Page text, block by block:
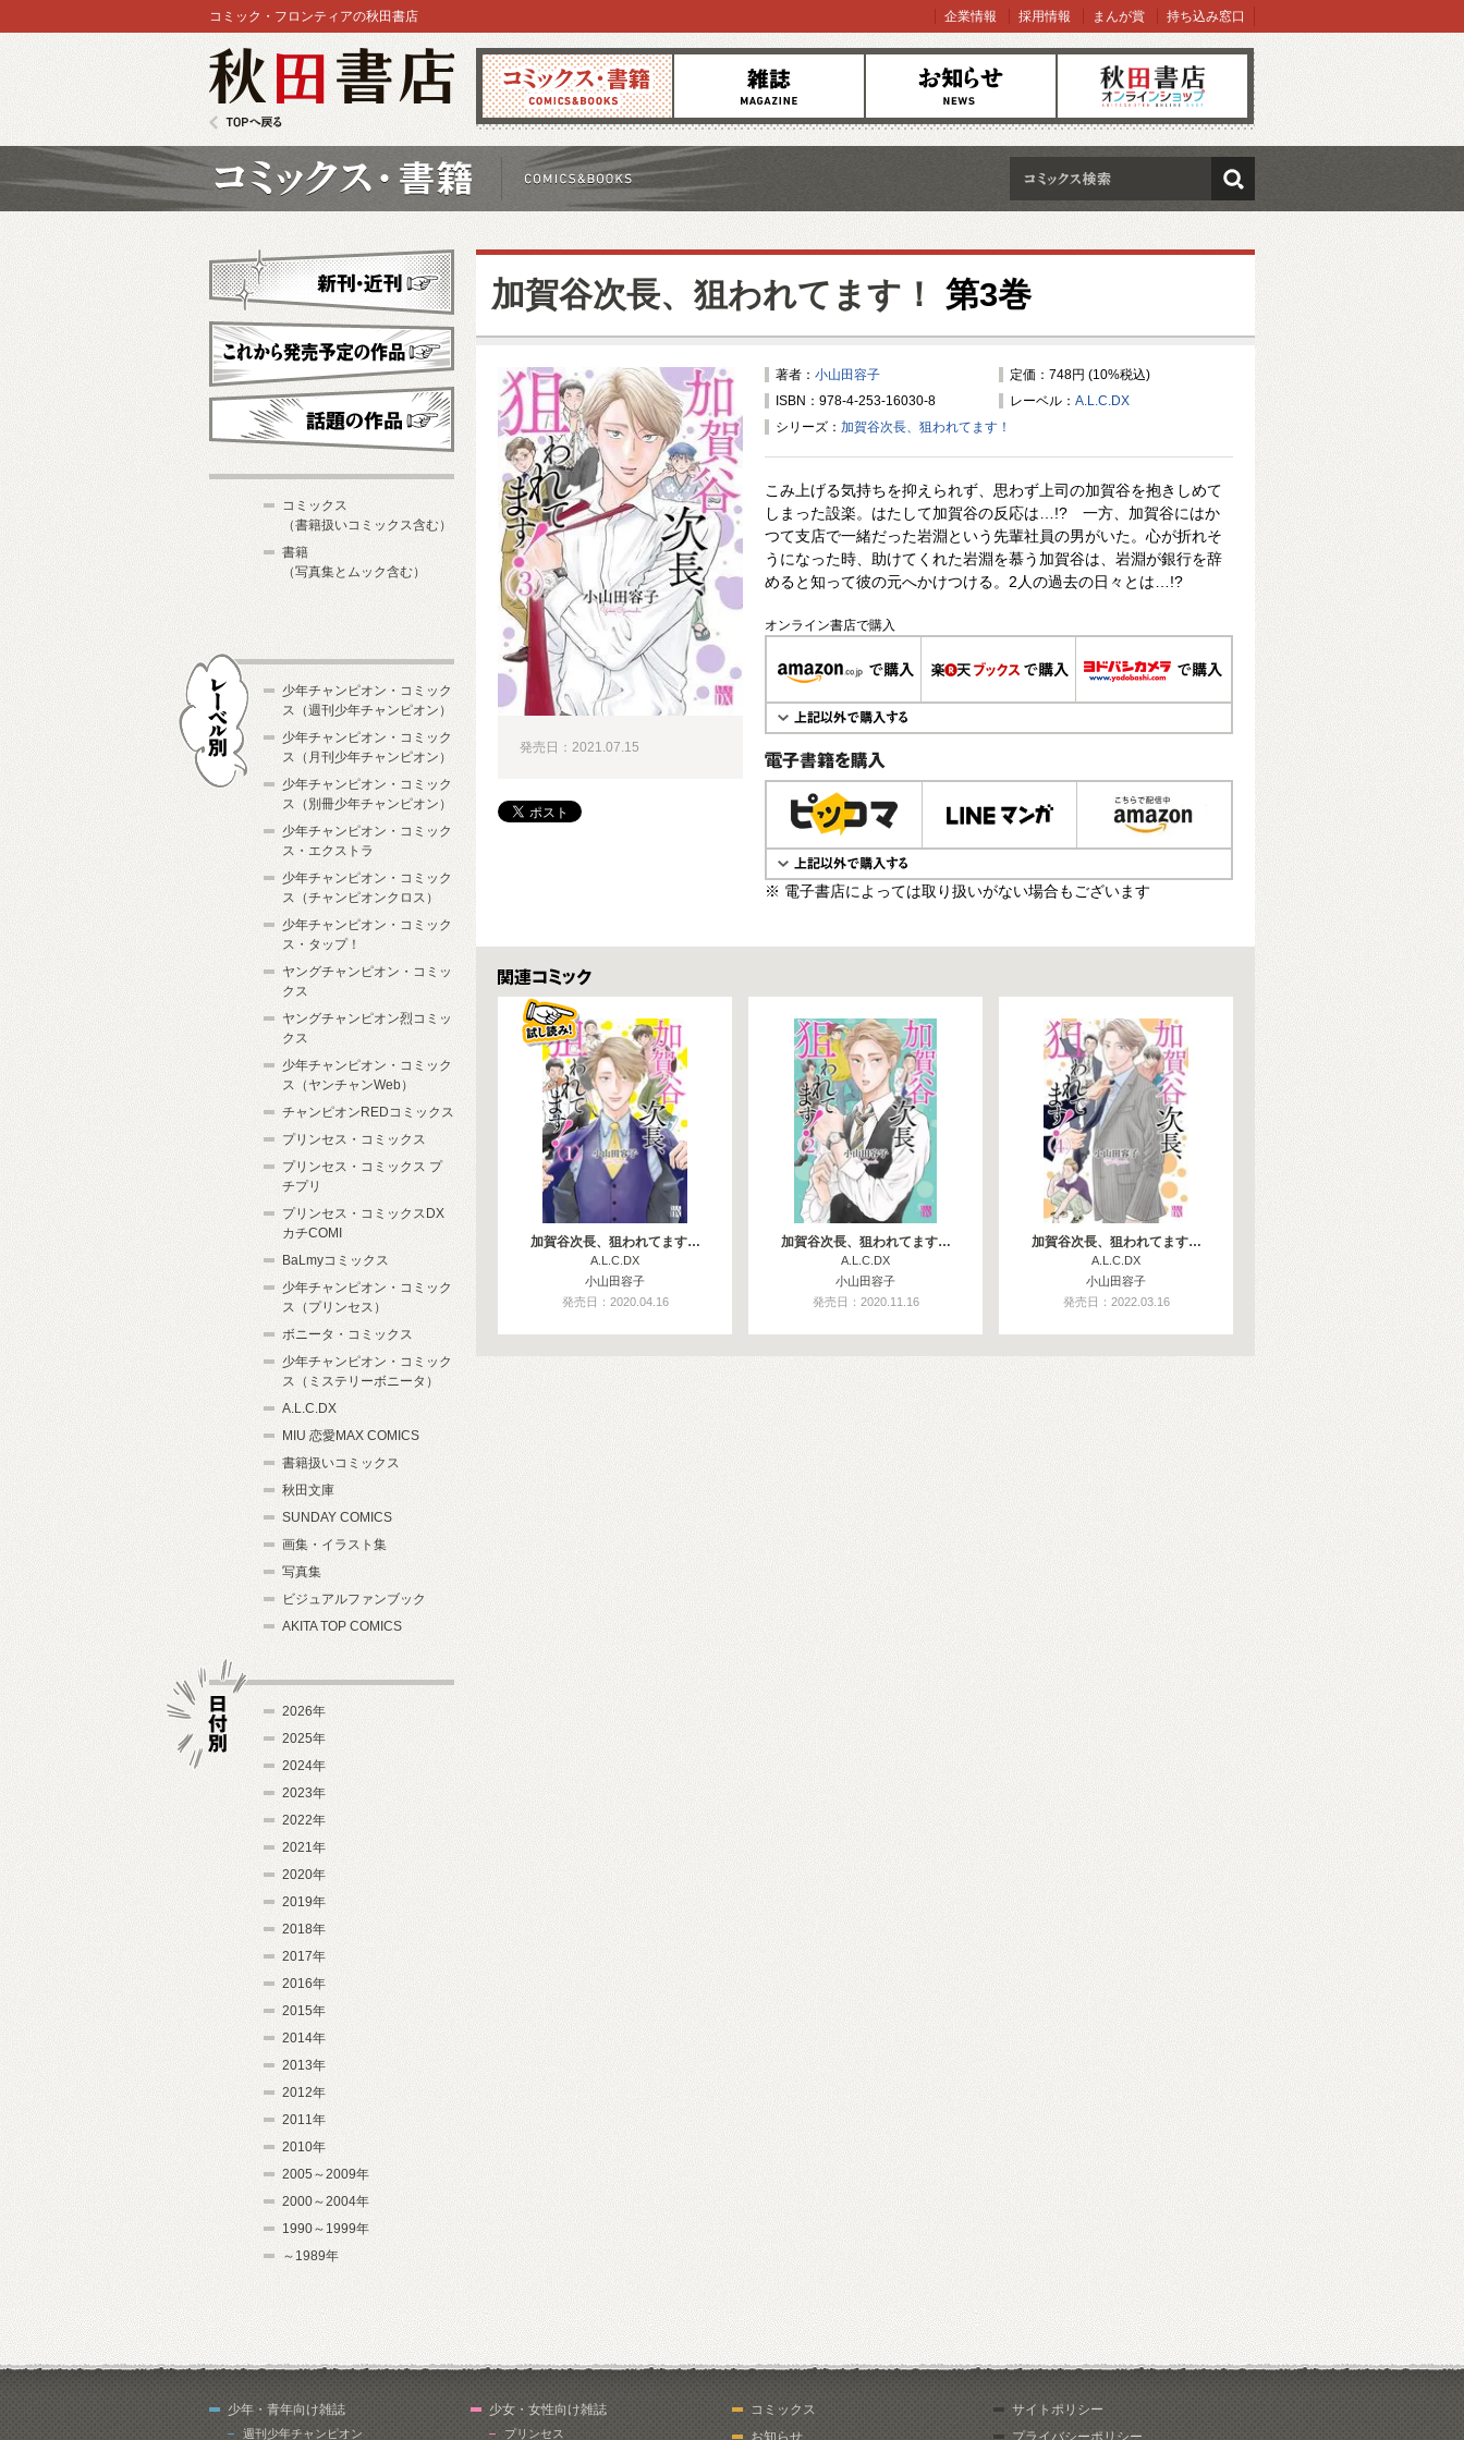
コミックス 雑誌 お知らせ オンラインショップ
コミック・フロンティアの秋田書店 企業情報 採用情報 まんが賞 持ち込み窓口
検索
加賀谷次長、狙われてます！ 第3巻
著者： 小山田容子
定価：748円 (10%税込)
ISBN：978-4-253-16030-8
レーベル： A.L.C.DX
シリーズ： 加賀谷次長、狙われてます！
こみ上げる気持ちを抑えられず、思わず上司の加賀谷を抱きしめて
しまった設楽。はたして加賀谷の反応は…!? 一方、加賀谷にはか
つて支店で一緒だった岩淵という先輩社員の男がいた。心が折れそ
うになった時、助けてくれた岩淵を慕う加賀谷は、岩淵が銀行を辞
めると知って彼の元へかけつける。2人の過去の日々とは…!?
オンライン書店で購入
電子書籍で購入
※ 電子書店によっては取り扱いがない場合もございます
発売日：2021.07.15
関連コミックス
加賀谷次長、狙われてます…
A.L.C.DX
小山田容子
発売日：2020.04.16
加賀谷次長、狙われてます…
A.L.C.DX
小山田容子
発売日：2020.11.16
加賀谷次長、狙われてます…
A.L.C.DX
小山田容子
発売日：2022.03.16
新刊・近刊
これから発売予定
コミックス
（書籍扱いコミックス含む）
書籍
（写真集とムック含む）
少年チャンピオン・コミック
ス（週刊少年チャンピオン）
少年チャンピオン・コミック
ス（月刊少年チャンピオン）
少年チャンピオン・コミック
ス（別冊少年チャンピオン）
少年チャンピオン・コミック
ス・エクストラ
少年チャンピオン・コミック
ス（チャンピオンクロス）
少年チャンピオン・コミック
ス・タップ！
ヤングチャンピオン・コミッ
クス
ヤングチャンピオン烈コミッ
クス
少年チャンピオン・コミック
ス（ヤンチャンWeb）
チャンピオンREDコミックス
プリンセス・コミックス
プリンセス・コミックス プ
チプリ
プリンセス・コミックスDX
カチCOMI
BaLmyコミックス
少年チャンピオン・コミック
ス（プリンセス）
ボニータ・コミックス
少年チャンピオン・コミック
ス（ミステリーボニータ）
A.L.C.DX
MIU 恋愛MAX COMICS
書籍扱いコミックス
秋田文庫
SUNDAY COMICS
画集・イラスト集
写真集
ビジュアルファンブック
AKITA TOP COMICS
2026年
2025年
2024年
2023年
2022年
2021年
2020年
2019年
2018年
2017年
2016年
2015年
2014年
2013年
2012年
2011年
2010年
2005～2009年
2000～2004年
1990～1999年
～1989年
少年・青年向け雑誌
週刊少年チャンピオン
少女・女性向け雑誌
プリンセス
コミックス
お知らせ
サイトポリシー
プライバシーポリシー